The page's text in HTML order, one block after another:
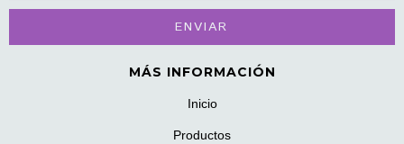
MÁS INFORMACIÓN
Inicio
Productos